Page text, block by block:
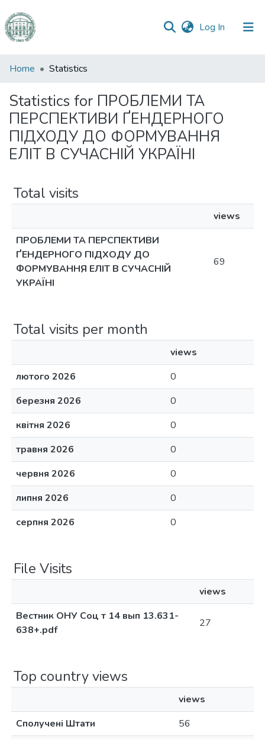
Log In (current)
Communities
Collections
All of DSpace
Home Statistics
Statistics for ПРОБЛЕМИ ТА
ПЕРСПЕКТИВИ ҐЕНДЕРНОГО
ПІДХОДУ ДО ФОРМУВАННЯ
ЕЛІТ В СУЧАСНІЙ УКРАЇНІ
Total visits
views
ПРОБЛЕМИ ТА ПЕРСПЕКТИВИ
ҐЕНДЕРНОГО ПІДХОДУ ДО
ФОРМУВАННЯ ЕЛІТ В СУЧАСНІЙ
УКРАЇНІ
69
Total visits per month
views
лютого 2026
0
березня 2026
0
квітня 2026
0
травня 2026
0
червня 2026
0
липня 2026
0
серпня 2026
0
File Visits
views
Вестник ОНУ Соц т 14 вып 13.631-
638+.pdf
27
Top country views
views
Сполучені Штати
56